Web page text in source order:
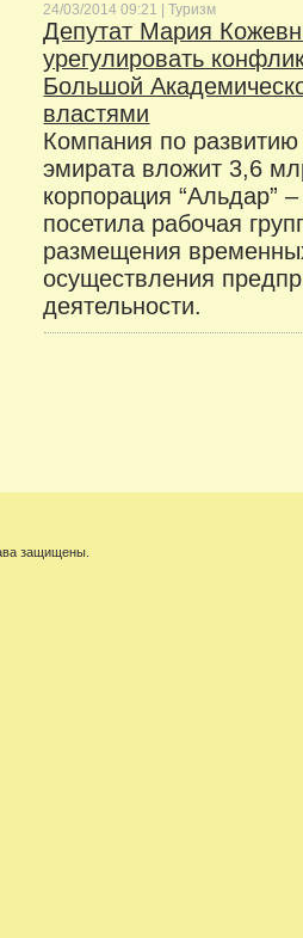
24/03/2014 09:21 |Туризм
Депутат Мария
урегулировать
Большой
властями
Компания по
эмирата вложит 3,6
корпорация “Альдар”
посетила рабочая
размещения
осуществления
деятельности.
защищены.